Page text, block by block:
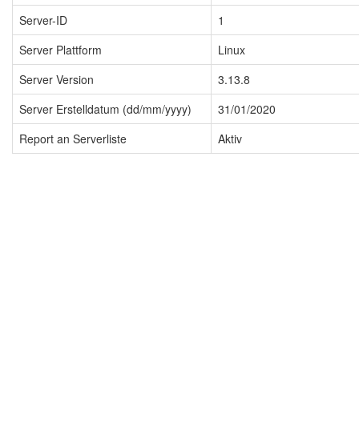
Server-ID
1
Server Plattform
Linux
Server Version
3.13.8
Server Erstelldatum (dd/mm/yyyy)
31/01/2020
Report an Serverliste
Aktiv